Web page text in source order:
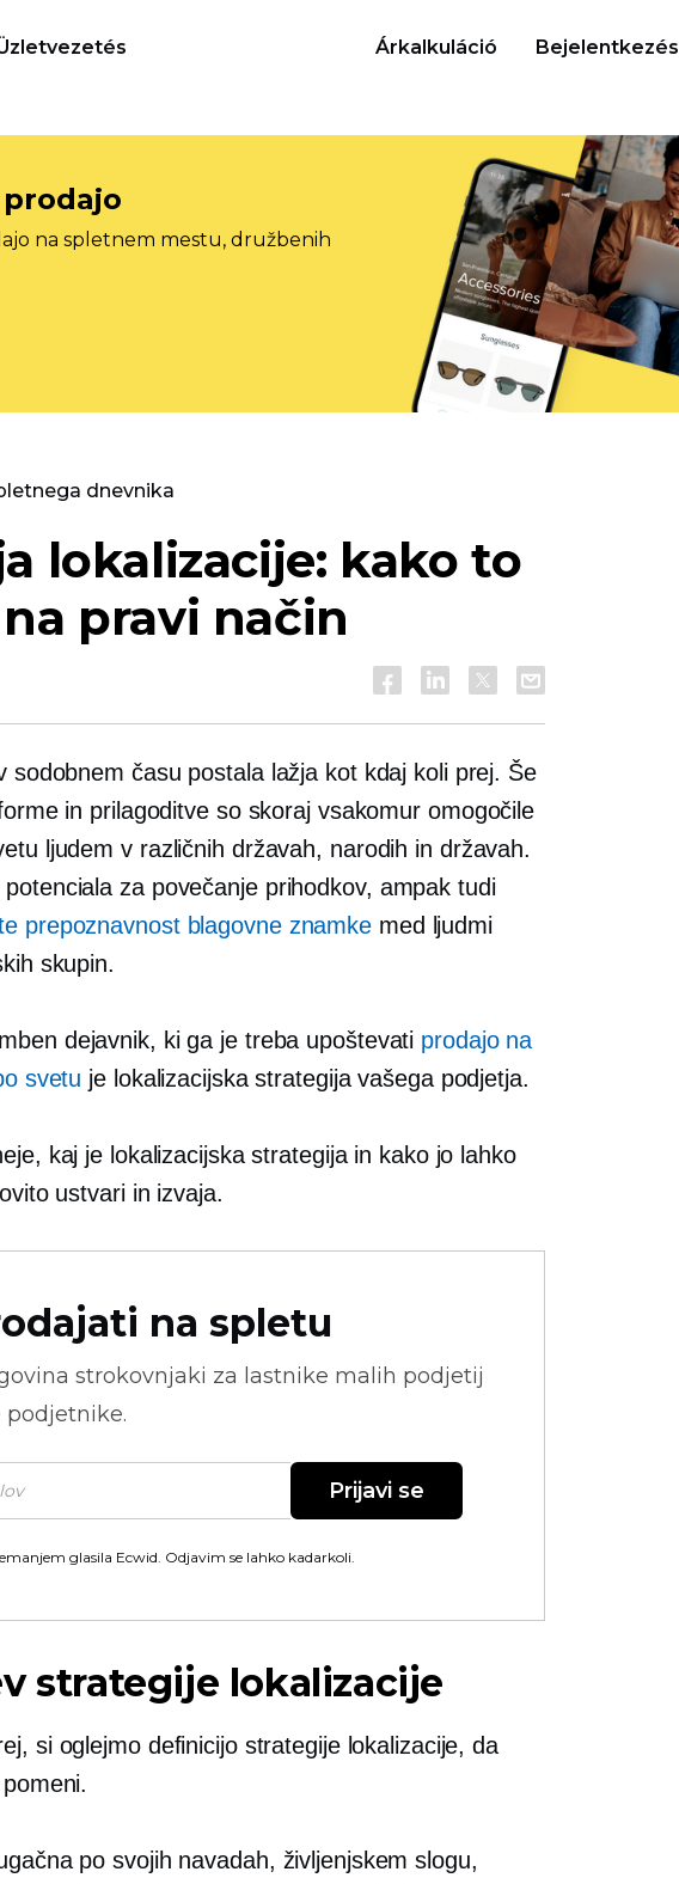
Árkalkuláció Bejelentkezés
na spletnem mestu, družbenih
dnevnika
lokalizacije: kako to
pravi način
sodobnem času postala lažja kot kdaj koli prej. Še
in prilagoditve so skoraj vsakomur omogočile
ljudem v različnih državah, narodih in državah.
za povečanje prihodkov, ampak tudi
prepoznavnost blagovne znamke med ljudmi
skupin.
dejavnik, ki ga je treba upoštevati prodajo na
svetu je lokalizacijska strategija vašega podjetja.
kaj je lokalizacijska strategija in kako jo lahko
ustvari in izvaja.
na spletu
strokovnjaki za lastnike malih podjetij
Prijavi se
glasila Ecwid. Odjavim se lahko kadarkoli.
strategije lokalizacije
si oglejmo definicijo strategije lokalizacije, da
po svojih navadah, življenjskem slogu,